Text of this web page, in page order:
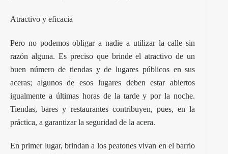
Atractivo y eficacia
Pero no podemos obligar a nadie a utilizar la calle sin
razón alguna. Es preciso que brinde el atractivo de un
buen número de tiendas y de lugares públicos en sus
aceras; algunos de esos lugares deben estar abiertos
igualmente a últimas horas de la tarde y por la noche.
Tiendas, bares y restaurantes contribuyen, pues, en la
práctica, a garantizar la seguridad de la acera.
En primer lugar, brindan a los peatones vivan en el barrio